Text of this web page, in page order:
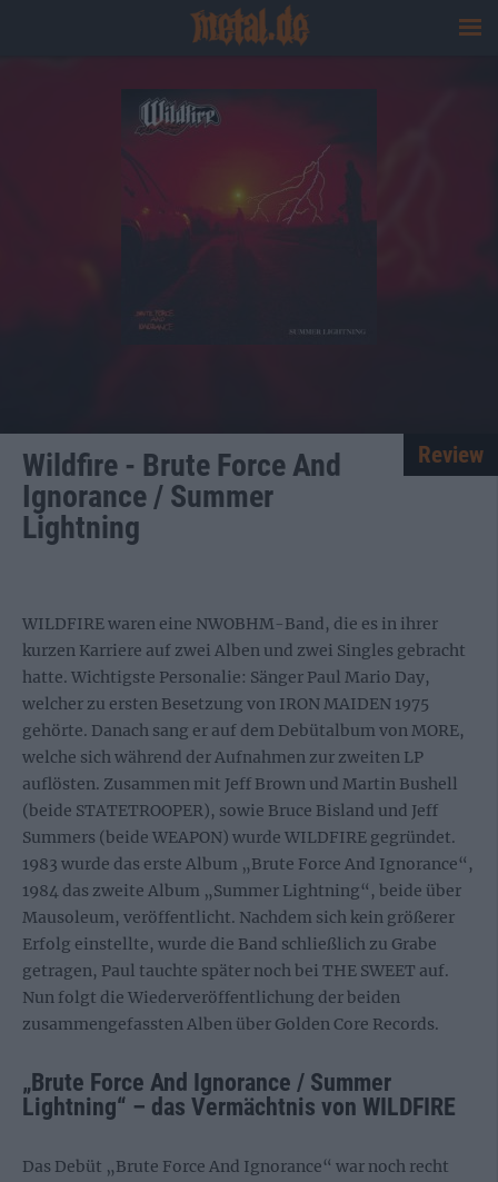
Wildfire - Brute Force And
Ignorance / Summer
Lightning
Review
WILDFIRE waren eine NWOBHM-Band, die es in ihrer
kurzen Karriere auf zwei Alben und zwei Singles gebracht
hatte. Wichtigste Personalie: Sänger Paul Mario Day,
welcher zu ersten Besetzung von IRON MAIDEN 1975
gehörte. Danach sang er auf dem Debütalbum von MORE,
welche sich während der Aufnahmen zur zweiten LP
auflösten. Zusammen mit Jeff Brown und Martin Bushell
(beide STATETROOPER), sowie Bruce Bisland und Jeff
Summers (beide WEAPON) wurde WILDFIRE gegründet.
1983 wurde das erste Album „Brute Force And Ignorance“,
1984 das zweite Album „Summer Lightning“, beide über
Mausoleum, veröffentlicht. Nachdem sich kein größerer
Erfolg einstellte, wurde die Band schließlich zu Grabe
getragen, Paul tauchte später noch bei THE SWEET auf.
Nun folgt die Wiederveröffentlichung der beiden
zusammengefassten Alben über Golden Core Records.
„Brute Force And Ignorance / Summer
Lightning“ – das Vermächtnis von WILDFIRE
Das Debüt „Brute Force And Ignorance“ war noch recht